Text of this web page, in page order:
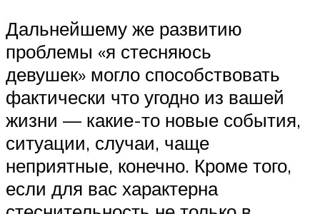
Дальнейшему же развитию
проблемы «я стесняюсь
девушек» могло способствовать
фактически что угодно из вашей
жизни — какие-то новые события,
ситуации, случаи, чаще
неприятные, конечно. Кроме того,
если для вас характерна